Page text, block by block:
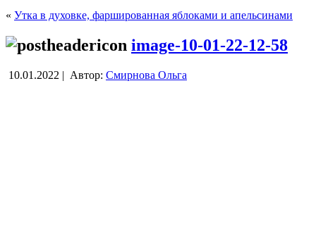
« Утка в духовке, фаршированная яблоками и апельсинами
image-10-01-22-12-58
10.01.2022 | Автор: Смирнова Ольга